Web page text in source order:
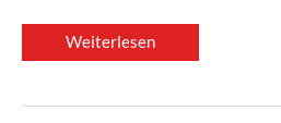
Schotwagen
Weiterlesen